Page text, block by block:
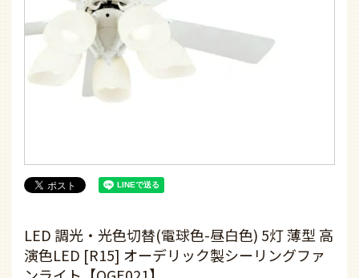
LED 調光・光色切替(電球色-昼白色) 5灯 薄型 高
演色LED [R15] オーデリック製シーリングファ